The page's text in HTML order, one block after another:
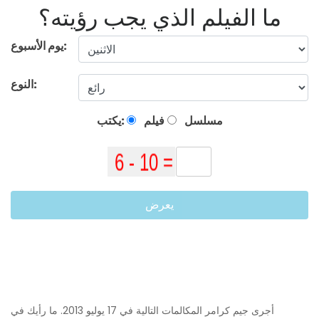
ما الفيلم الذي يجب رؤيته؟
يوم الأسبوع:
النوع:
يكتب: فيلم مسلسل
يعرض
أجرى جيم كرامر المكالمات التالية في 17 يوليو 2013. ما رأيك في